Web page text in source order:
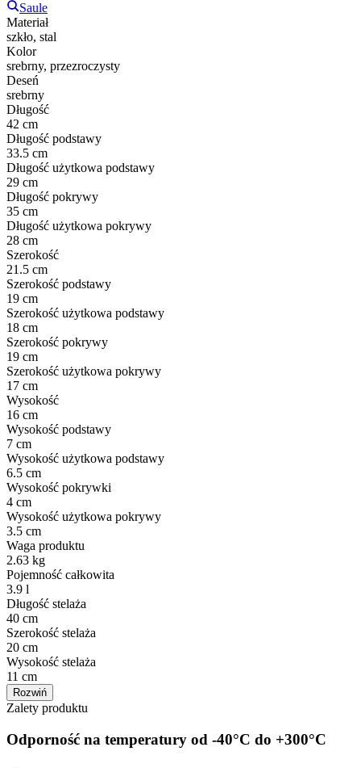
Saule
Materiał
szkło, stal
Kolor
srebrny, przezroczysty
Deseń
srebrny
Długość
42 cm
Długość podstawy
33.5 cm
Długość użytkowa podstawy
29 cm
Długość pokrywy
35 cm
Długość użytkowa pokrywy
28 cm
Szerokość
21.5 cm
Szerokość podstawy
19 cm
Szerokość użytkowa podstawy
18 cm
Szerokość pokrywy
19 cm
Szerokość użytkowa pokrywy
17 cm
Wysokość
16 cm
Wysokość podstawy
7 cm
Wysokość użytkowa podstawy
6.5 cm
Wysokość pokrywki
4 cm
Wysokość użytkowa pokrywy
3.5 cm
Waga produktu
2.63 kg
Pojemność całkowita
3.9 l
Długość stelaża
40 cm
Szerokość stelaża
20 cm
Wysokość stelaża
11 cm
Rozwiń
Zalety produktu
Odporność na temperatury od -40°C do +300°C